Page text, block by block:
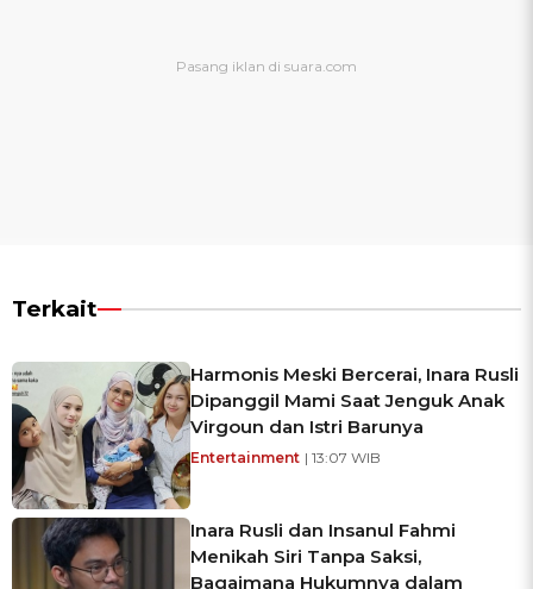
Terkait
Harmonis Meski Bercerai, Inara Rusli
Dipanggil Mami Saat Jenguk Anak
Virgoun dan Istri Barunya
Entertainment | 13:07 WIB
Inara Rusli dan Insanul Fahmi
Menikah Siri Tanpa Saksi,
Bagaimana Hukumnya dalam